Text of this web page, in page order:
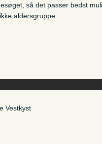
så det passer bedst
aldersgruppe.